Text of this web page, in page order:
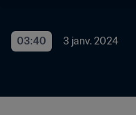
03:40 3 janv. 2024